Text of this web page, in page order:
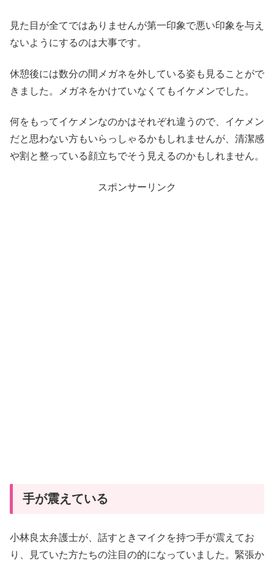
見た目が全てではありませんが第一印象で悪い印象を与え
ないようにするのは大事です。
休憩後には数分の間メガネを外している姿も見ることがで
きました。メガネをかけていなくてもイケメンでした。
何をもってイケメンなのかはそれぞれ違うので、イケメン
だと思わない方もいらっしゃるかもしれませんが、清潔感
や割と整っている顔立ちでそう見えるのかもしれません。
スポンサーリンク
手が震えている
小林良太弁護士が、話すときマイクを持つ手が震えてお
り、見ていた方たちの注目の的になっていました。緊張か